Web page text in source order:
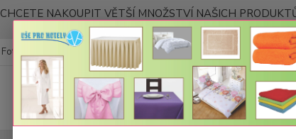
CHCETE NAKOUPIT VĚTŠÍ MNOŽSTVÍ NAŠICH
Fotogalerie Kontakty
Hledat